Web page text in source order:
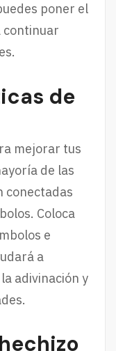
poner el
continuar
de
mejorar tus
de las
conectadas
Coloca
e
a
adivinación y